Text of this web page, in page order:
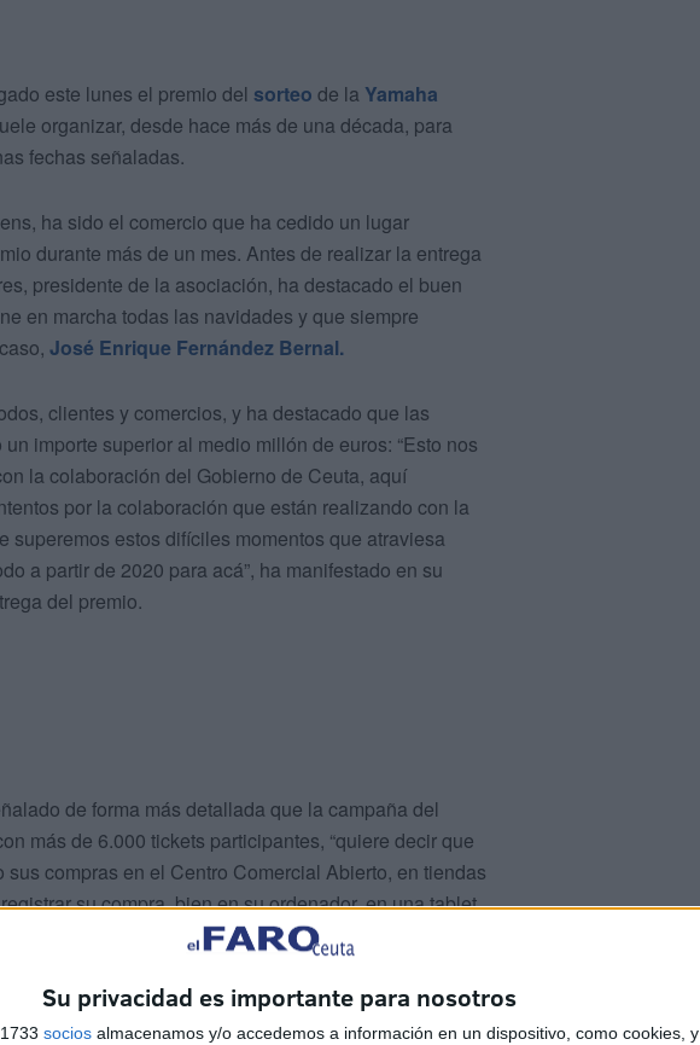
Su privacidad es importante para nosotros
socios almacenamos y/o accedemos a información en un dispositivo, como cookies, y
este lunes el premio del sorteo de la Yamaha
organizar, desde hace más de una década, para
fechas señaladas.
ha sido el comercio que ha cedido un lugar
durante más de un mes. Antes de realizar la entrega
presidente de la asociación, ha destacado el buen
en marcha todas las navidades y que siempre
José Enrique Fernández Bernal.
clientes y comercios, y ha destacado que las
importe superior al medio millón de euros: “Esto nos
la colaboración del Gobierno de Ceuta, aquí
por la colaboración que están realizando con la
estos difíciles momentos que atraviesa
a partir de 2020 para acá”, ha manifestado en su
del premio.
de forma más detallada que la campaña del
más de 6.000 tickets participantes, “quiere decir que
compras en el Centro Comercial Abierto, en tiendas
su compra, bien en su ordenador, en una tablet
destacando la importancia de la campaña para
“han estado cerca de medio millón de euros.
muy próxima a la del año pasado, lo que nos reafirma y
ha aseverado, y eso aún teniendo en cuenta que este